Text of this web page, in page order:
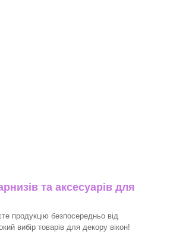
та аксесуарів для
продукцію безпосередньо від
вибір товарів для декору вікон!​